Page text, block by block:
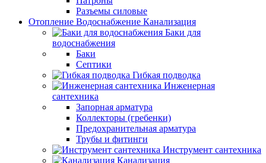
Разъемы силовые
Отопление Водоснабжение Канализация
Баки для
водоснабжения
Баки
Септики
Гибкая подводка
Инженерная
сантехника
Запорная арматура
Коллекторы (гребенки)
Предохранительная арматура
Трубы и фитинги
Инструмент сантехника
Канализация